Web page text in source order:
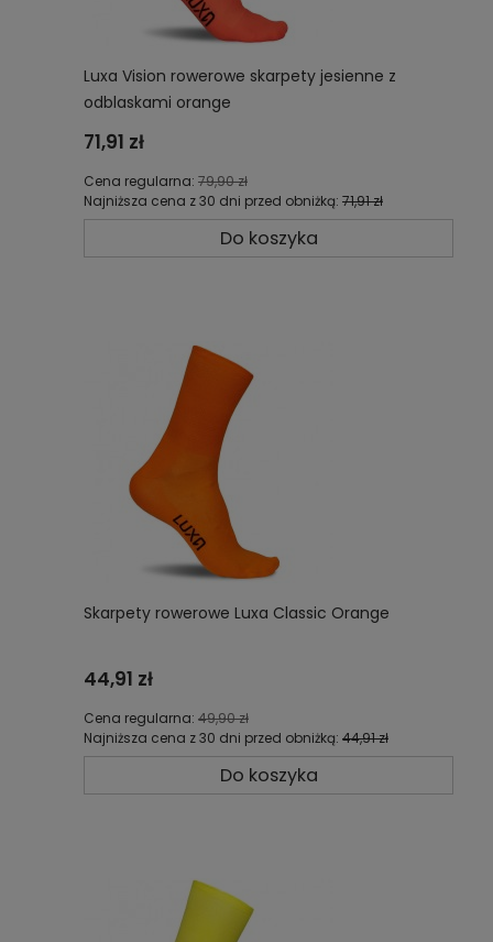
Luxa Vision rowerowe skarpety jesienne z
odblaskami orange
71,91 zł
Cena regularna: 79,90 zł
Najniższa cena z 30 dni przed obniżką: 71,91 zł
Do koszyka
Skarpety rowerowe Luxa Classic Orange
44,91 zł
Cena regularna: 49,90 zł
Najniższa cena z 30 dni przed obniżką: 44,91 zł
Do koszyka